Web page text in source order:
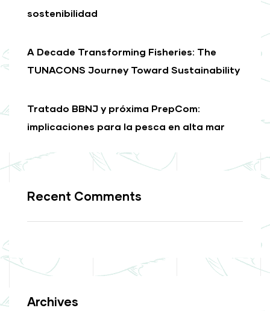
sostenibilidad
A Decade Transforming Fisheries: The
TUNACONS Journey Toward Sustainability
Tratado BBNJ y próxima PrepCom:
implicaciones para la pesca en alta mar
Recent Comments
Archives